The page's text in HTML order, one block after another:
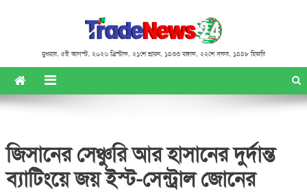
বুধবার, ৫ই আগস্ট, ২০২৬ খ্রিস্টাব্দ, ২১শে শ্রাবণ, ১৪৩৩ বঙ্গাব্দ, ২২শে সফর, ১৪৪৮ হিজরি
জিসানের সেঞ্চুরি আর হাসানের দুর্দান্ত
ব্যাটিংয়ে জয় ইস্ট-সেন্ট্রাল জোনের